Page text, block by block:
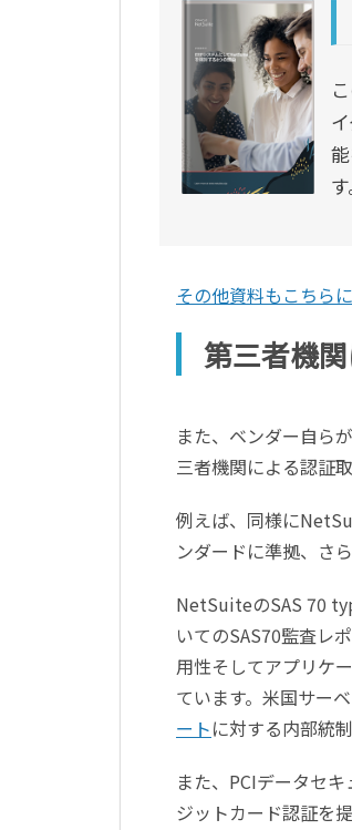
す
その他資料もこちら
第三者機
また、ベンダー自ら
三者機関による認証
例えば、同様に
ンダードに準拠、さ
NetSuiteのSAS 70
いてのSAS70監査レ
用性そしてアプリケ
ています。米国サー
ートに対する内部統
また、PCIデータセ
ジットカード認証を